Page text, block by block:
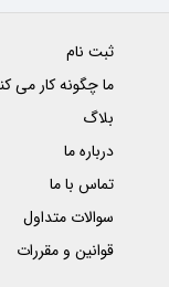
ثبت نام
ما چگونه کار می
بلاگ
درباره ما
تماس با ما
سوالات متداول
قوانین و مقررات